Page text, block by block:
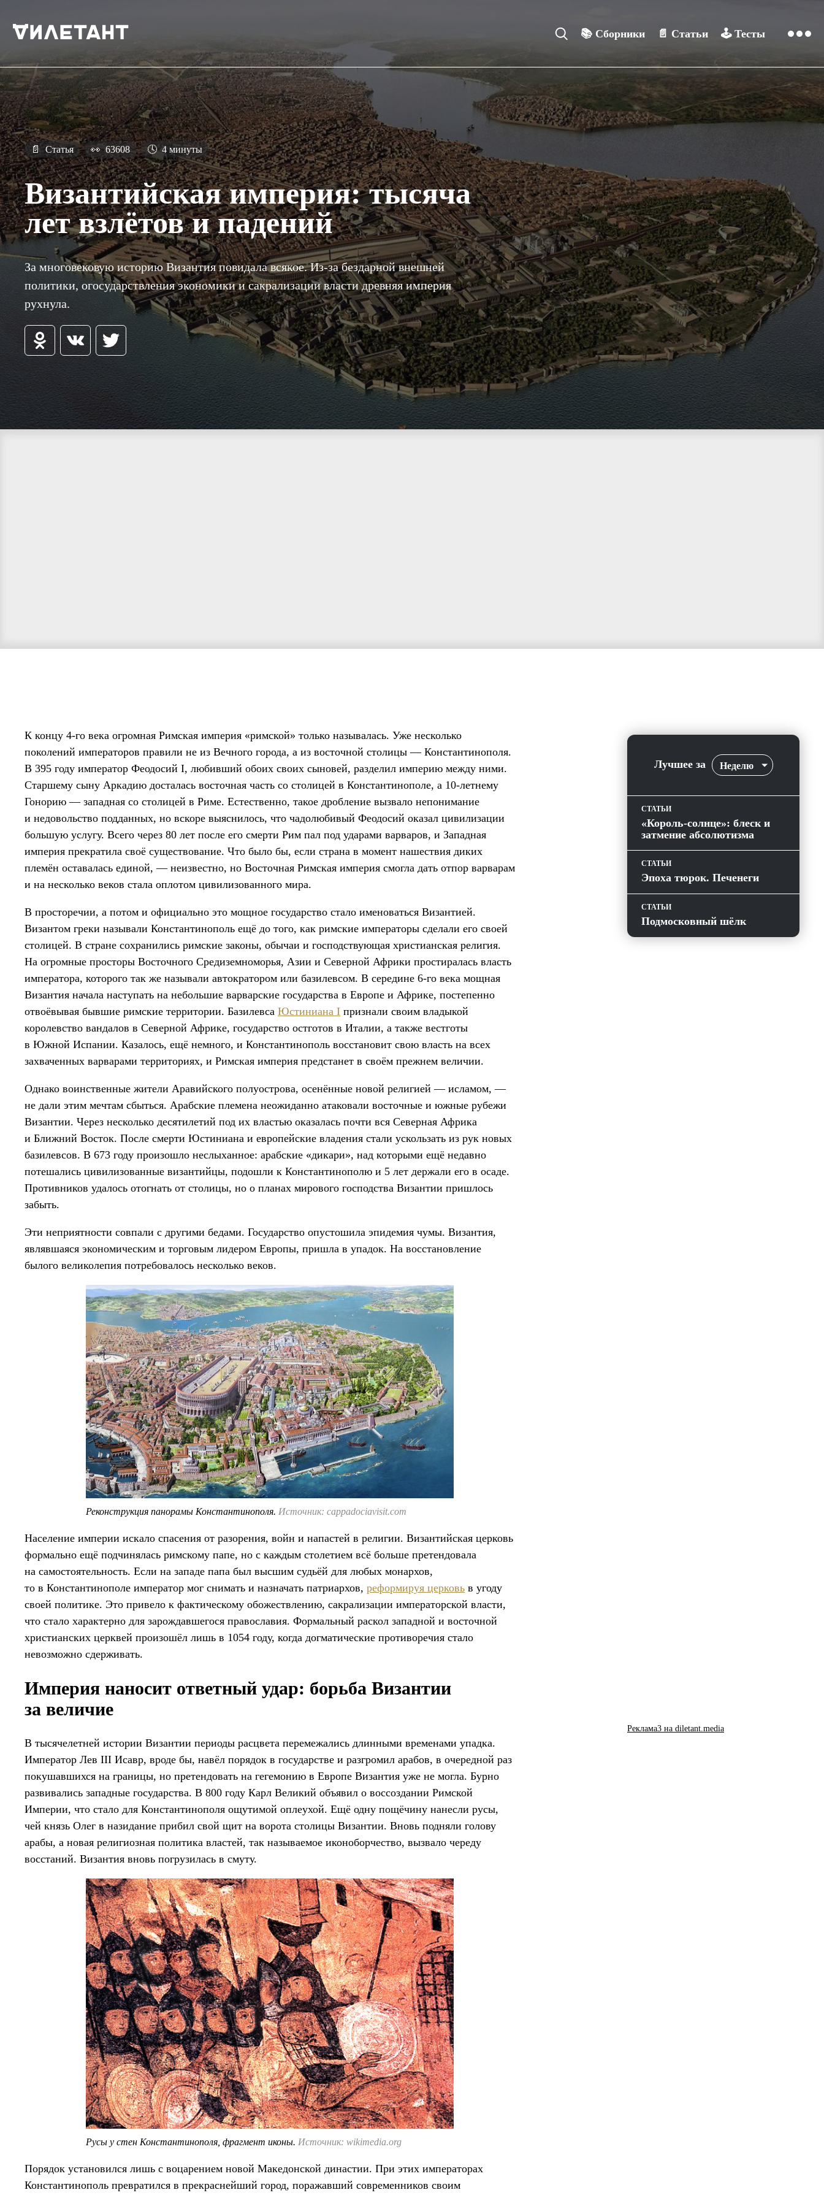
📚 Сборники 📄 Статьи 🕹️ Тесты
📄 Статья 👀 63608 🕓 4 минуты
Византийская империя: тысяча
лет взлётов и падений
За многовековую историю Византия повидала всякое. Из-за бездарной внешней
политики, огосударствления экономики и сакрализации власти древняя империя
рухнула.
К концу 4-го века огромная Римская империя «римской» только называлась. Уже несколько
поколений императоров правили не из Вечного города, а из восточной столицы — Константинополя.
В 395 году император Феодосий I, любивший обоих своих сыновей, разделил империю между ними.
Старшему сыну Аркадию досталась восточная часть со столицей в Константинополе, а 10-летнему
Гонорию — западная со столицей в Риме. Естественно, такое дробление вызвало непонимание
и недовольство подданных, но вскоре выяснилось, что чадолюбивый Феодосий оказал цивилизации
большую услугу. Всего через 80 лет после его смерти Рим пал под ударами варваров, и Западная
империя прекратила своё существование. Что было бы, если страна в момент нашествия диких
племён оставалась единой, — неизвестно, но Восточная Римская империя смогла дать отпор варварам
и на несколько веков стала оплотом цивилизованного мира.
В просторечии, а потом и официально это мощное государство стало именоваться Византией.
Византом греки называли Константинополь ещё до того, как римские императоры сделали его своей
столицей. В стране сохранились римские законы, обычаи и господствующая христианская религия.
На огромные просторы Восточного Средиземноморья, Азии и Северной Африки простиралась власть
императора, которого так же называли автократором или базилевсом. В середине 6-го века мощная
Византия начала наступать на небольшие варварские государства в Европе и Африке, постепенно
отвоёвывая бывшие римские территории. Базилевса Юстиниана I признали своим владыкой
королевство вандалов в Северной Африке, государство остготов в Италии, а также вестготы
в Южной Испании. Казалось, ещё немного, и Константинополь восстановит свою власть на всех
захваченных варварами территориях, и Римская империя предстанет в своём прежнем величии.
Однако воинственные жители Аравийского полуострова, осенённые новой религией — исламом, —
не дали этим мечтам сбыться. Арабские племена неожиданно атаковали восточные и южные рубежи
Византии. Через несколько десятилетий под их властью оказалась почти вся Северная Африка
и Ближний Восток. После смерти Юстиниана и европейские владения стали ускользать из рук новых
базилевсов. В 673 году произошло неслыханное: арабские «дикари», над которыми ещё недавно
потешались цивилизованные византийцы, подошли к Константинополю и 5 лет держали его в осаде.
Противников удалось отогнать от столицы, но о планах мирового господства Византии пришлось
забыть.
Эти неприятности совпали с другими бедами. Государство опустошила эпидемия чумы. Византия,
являвшаяся экономическим и торговым лидером Европы, пришла в упадок. На восстановление
былого великолепия потребовалось несколько веков.
Реконструкция панорамы Константинополя. Источник: cappadociavisit.com
Население империи искало спасения от разорения, войн и напастей в религии. Византийская церковь
формально ещё подчинялась римскому папе, но с каждым столетием всё больше претендовала
на самостоятельность. Если на западе папа был высшим судьёй для любых монархов,
то в Константинополе император мог снимать и назначать патриархов, реформируя церковь в угоду
своей политике. Это привело к фактическому обожествлению, сакрализации императорской власти,
что стало характерно для зарождавшегося православия. Формальный раскол западной и восточной
христианских церквей произошёл лишь в 1054 году, когда догматические противоречия стало
невозможно сдерживать.
Империя наносит ответный удар: борьба Византии
за величие
В тысячелетней истории Византии периоды расцвета перемежались длинными временами упадка.
Император Лев III Исавр, вроде бы, навёл порядок в государстве и разгромил арабов, в очередной раз
покушавшихся на границы, но претендовать на гегемонию в Европе Византия уже не могла. Бурно
развивались западные государства. В 800 году Карл Великий объявил о воссоздании Римской
Империи, что стало для Константинополя ощутимой оплеухой. Ещё одну пощёчину нанесли русы,
чей князь Олег в назидание прибил свой щит на ворота столицы Византии. Вновь подняли голову
арабы, а новая религиозная политика властей, так называемое иконоборчество, вызвало череду
восстаний. Византия вновь погрузилась в смуту.
Русы у стен Константинополя, фрагмент иконы. Источник: wikimedia.org
Порядок установился лишь с воцарением новой Македонской династии. При этих императорах
Константинополь превратился в прекраснейший город, поражавший современников своим
Лучшее за Неделю
СТАТЬИ
«Король-солнце»: блеск и
затмение абсолютизма
СТАТЬИ
Эпоха тюрок. Печенеги
СТАТЬИ
Подмосковный шёлк
Реклама3 на diletant.media